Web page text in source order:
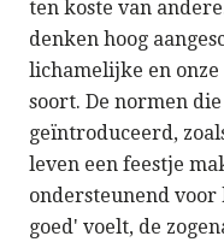
ten koste van
denken hoog
lichamelijke en
soort. De normen
geïntroduceerd,
leven een feestje
ondersteunend
goed' voelt, de